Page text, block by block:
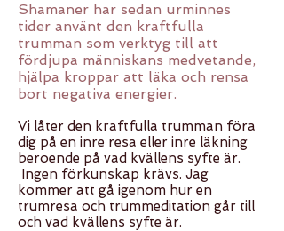
Shamaner har sedan urminnes
tider använt den kraftfulla
trumman som verktyg till att
fördjupa människans medvetande,
hjälpa kroppar att läka och rensa
bort negativa energier.
Vi låter den kraftfulla trumman föra
dig på en inre resa eller inre läkning
beroende på vad kvällens syfte är.
Ingen förkunskap krävs. Jag
kommer att gå igenom hur en
trumresa och trummeditation går till
och vad kvällens syfte är.